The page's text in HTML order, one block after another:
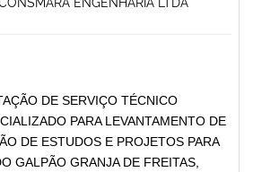
DE SERVIÇO TÉCNICO
PARA LEVANTAMENTO DE
DE ESTUDOS E PROJETOS PARA
GALPÃO GRANJA DE FREITAS,